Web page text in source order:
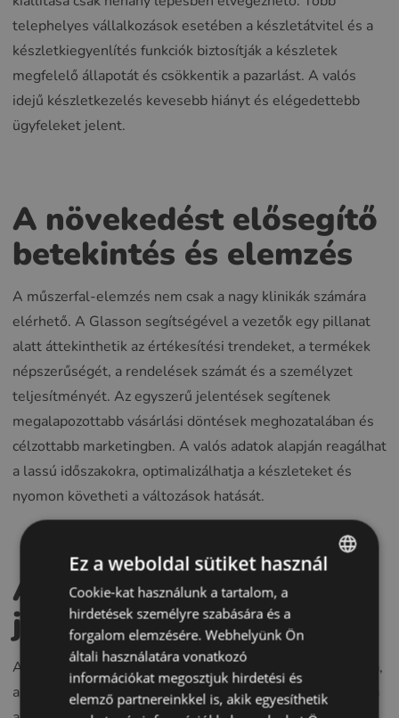
telephelyes vállalkozások esetében a készletátvitel és a
készletkiegyenlítés funkciók biztosítják a készletek
megfelelő állapotát és csökkentik a pazarlást. A valós
idejű készletkezelés kevesebb hiányt és elégedettebb
ügyfeleket jelent.
A növekedést elősegítő
betekintés és elemzés
A műszerfal-elemzés nem csak a nagy klinikák számára
elérhető. A Glasson segítségével a vezetők egy pillanat
alatt áttekinthetik az értékesítési trendeket, a termékek
népszerűségét, a rendelések számát és a személyzet
teljesítményét. Az egyszerű jelentések segítenek
megalapozottabb vásárlási döntések meghozatalában és
célzottabb marketingben. A valós adatok alapján reagálhat
a lassú időszakokra, optimalizálhatja a készleteket és
nyomon követheti a változások hatását.
Alkalmazkodás a
jövőhöz
Az optikai világ gyorsan változik – az új lencsetechnológia,
a távegészségügy és a digitális marketing megváltoztatta
ENGLISH
POLISH
GERMAN
SPANISH
Ez a weboldal sütiket használ
Cookie-kat használunk a tartalom, a
hirdetések személyre szabására és a
forgalom elemzésére. Webhelyünk Ön
általi használatára vonatkozó
információkat megosztjuk hirdetési és
elemző partnereinkkel is, akik egyesíthetik